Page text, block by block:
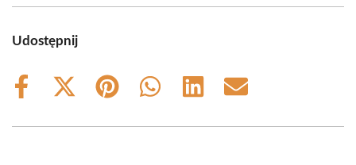
Udostępnij
Share
Share
(Twitter)
Share
Share
Share
Share